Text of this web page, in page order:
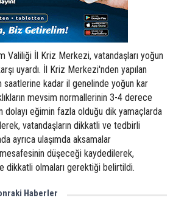
Valiliği İl Kriz Merkezi, vatandaşları yoğun
uyardı. İl Kriz Merkezi'nden yapılan
saatlerine kadar il genelinde yoğun kar
mevsim normallerinin 3-4 derece
eğimin fazla olduğu dik yamaçlarda
vatandaşların dikkatli ve tedbirli
ayrıca ulaşımda aksamalar
düşeceği kaydedilerek,
dikkatli olmaları gerektiği belirtildi.
Haberler